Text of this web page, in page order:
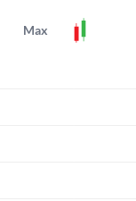
Max